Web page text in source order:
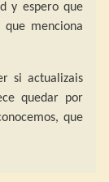
y espero que
menciona
si actualizais
quedar por
que